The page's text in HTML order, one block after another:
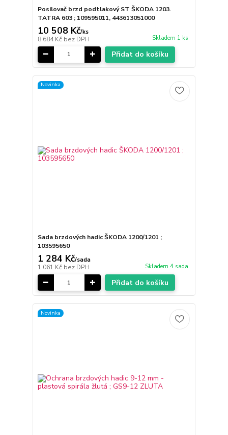
Posilovač brzd podtlakový ST ŠKODA 1203.
TATRA 603 ; 109595011, 443613051000
10 508 Kč/ks
8 684 Kč bez DPH Skladem 1 ks
Přidat do košíku
Novinka
Sada brzdových hadic ŠKODA 1200/1201 ;
103595650
1 284 Kč/sada
1 061 Kč bez DPH Skladem 4 sada
Přidat do košíku
Novinka